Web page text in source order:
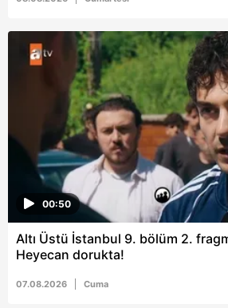
00:50
Altı Üstü İstanbul 9. bölüm 2.
Heyecan dorukta!
07.08.2026 Cuma